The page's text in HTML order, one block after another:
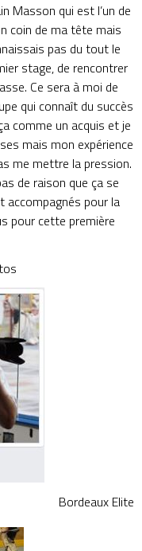
Masson qui est l’un de
coin de ma tête mais
pas du tout le
stage, de rencontrer
Ce sera à moi de
qui connaît du succès
comme un acquis et je
mais mon expérience
me mettre la pression.
de raison que ça se
accompagnés pour la
pour cette première
Bordeaux Elite